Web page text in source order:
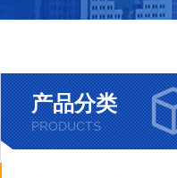
产品分类
PRODUCTS